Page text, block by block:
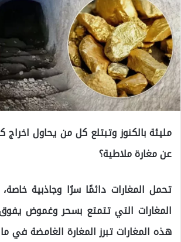
مليئة بالكنوز وتبتلع كل من يحاول اخراج
عن مغارة ملاطية؟
تحمل المغارات دائمًا سرًا وجاذبية
المغارات التي تتمتع بسحر وغموض
هذه المغارات تبرز المغارة الغامضة في